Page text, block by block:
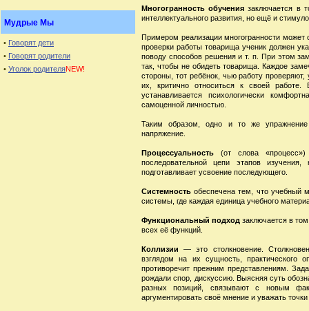
Мудрые Мы
• Говорят дети
• Говорят родители
• Уголок родителяNEW!
Многогранность обучения заключается в
интеллектуального развития, но ещё и
Примером реализации многогранности
проверки работы товарища ученик должен
поводу способов решения и т. п. При этом
так, чтобы не обидеть товарища. Каждое
стороны, тот ребёнок, чью работу
их, критично относиться к своей работе.
устанавливается психологически
самоценной личностью.
Таким образом, одно и то же упражнение
напряжение.
Процессуальность (от слова «процесс»)
последовательной цепи этапов
подготавливает усвоение последующего.
Системность обеспечена тем, что учебный
системы, где каждая единица учебного
Функциональный подход заключается в
всех её функций.
Коллизии — это столкновение.
взглядом на их сущность, практического
противоречит прежним представлениям.
рождали спор, дискуссию. Выясняя суть
разных позиций, связывают с новым
аргументировать своё мнение и уважать